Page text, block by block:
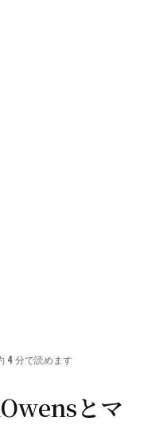
4 分で読めます
とマ